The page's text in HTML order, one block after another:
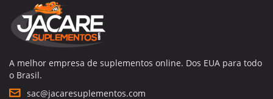
A melhor empresa de suplementos online. Dos EUA para todo
o Brasil.
sac@jacaresuplementos.com